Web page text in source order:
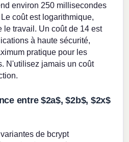
environ 250 millisecondes
coût est logarithmique,
le travail. Un coût de 14 est
à haute sécurité,
pratique pour les
N'utilisez jamais un coût
entre $2a$, $2b$, $2x$
de bcrypt